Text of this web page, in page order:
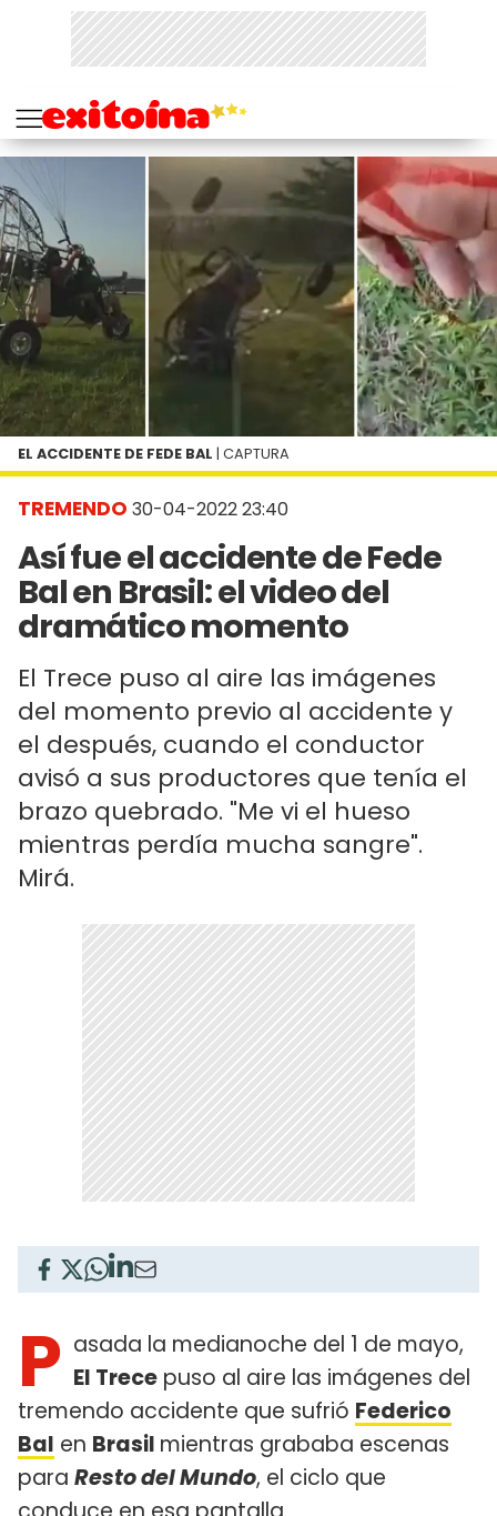
TREMENDO 30-04-2022 23:40
Así fue el accidente de Fede
Bal en Brasil: el video del
dramático momento
El Trece puso al aire las imágenes
del momento previo al accidente y
el después, cuando el conductor
avisó a sus productores que tenía el
brazo quebrado. "Me vi el hueso
mientras perdía mucha sangre".
Mirá.
EL ACCIDENTE DE FEDE BAL | CAPTURA
P asada la medianoche del 1 de mayo,
El Trece puso al aire las imágenes del
tremendo accidente que sufrió Federico
Bal en Brasil mientras grababa escenas
para Resto del Mundo, el ciclo que